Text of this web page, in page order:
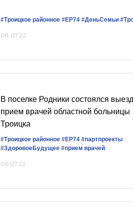
#Троицкое районное #ЕР74 #ДеньСемьи
08.07.22
В поселке Родники состоялся
прием врачей областной больницы
Троицка
#Троицкое районное #ЕР74 #партпроекты
#ЗдоровоеБудущее #прием врачей
06.07.22